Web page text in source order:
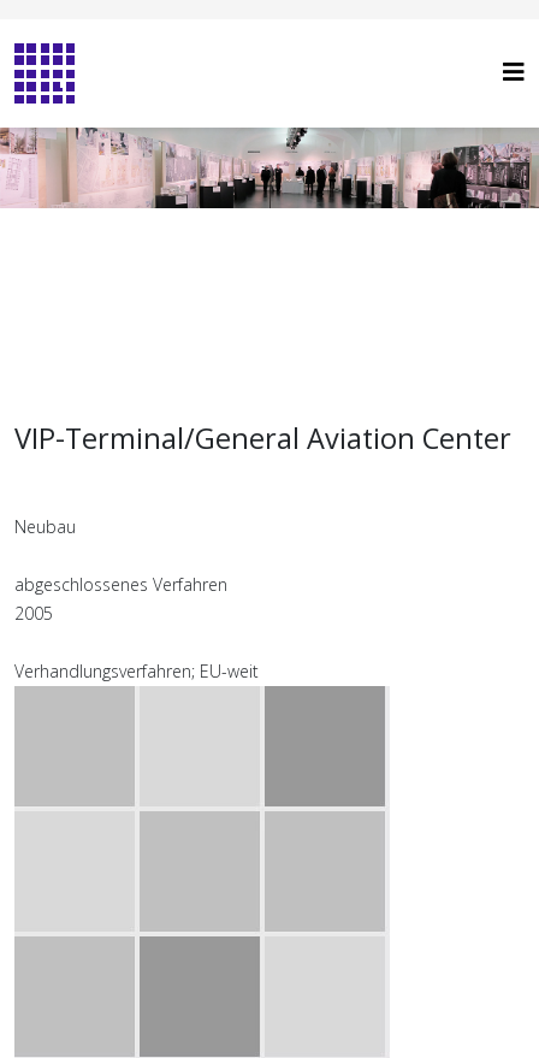
VIP-Terminal/General Aviation Center
Neubau
abgeschlossenes Verfahren
2005
Verhandlungsverfahren; EU-weit